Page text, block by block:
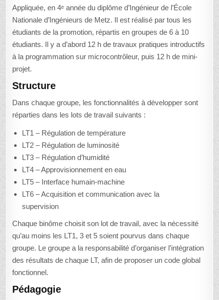
Appliquée, en 4ᵉ année du diplôme d’Ingénieur de l’École
Nationale d’Ingénieurs de Metz. Il est réalisé par tous les
étudiants de la promotion, répartis en groupes de 6 à 10
étudiants. Il y a d’abord 12 h de travaux pratiques introductifs
à la programmation sur microcontrôleur, puis 12 h de mini-
projet.
Structure
Dans chaque groupe, les fonctionnalités à développer sont
réparties dans les lots de travail suivants :
LT1 – Régulation de température
LT2 – Régulation de luminosité
LT3 – Régulation d’humidité
LT4 – Approvisionnement en eau
LT5 – Interface humain-machine
LT6 – Acquisition et communication avec la
supervision
Chaque binôme choisit son lot de travail, avec la nécessité
qu’au moins les LT1, 3 et 5 soient pourvus dans chaque
groupe. Le groupe a la responsabilité d’organiser l’intégration
des résultats de chaque LT, afin de proposer un code global
fonctionnel.
Pédagogie